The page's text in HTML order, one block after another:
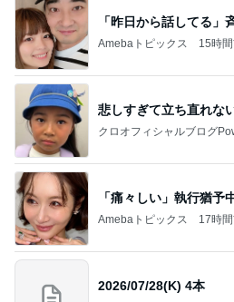
「昨日から話してる」
Amebaトピックス 15時
悲しすぎて立ち直れない
クロオフィシャルブログ
「痛々しい」執行猶予
Amebaトピックス 17時
2026/07/28(K) 4本